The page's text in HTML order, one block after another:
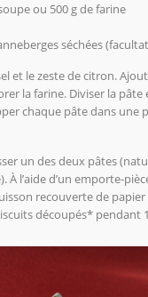
ou 500 g de farine
séchées
et le zeste de citron.
la farine. Diviser la
chaque pâte dans une
un des deux pâtes
l’aide d’un emporte-
recouverte de
découpés* pendant